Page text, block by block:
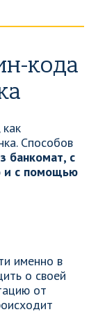
кода
Способов
банкомат, с
и с помощью
именно в
о своей
от